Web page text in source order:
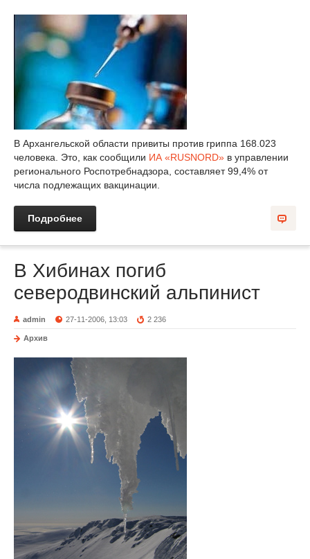
В Архангельской области привиты против гриппа 168.023
человека. Это, как сообщили ИА «RUSNORD» в управлении
регионального Роспотребнадзора, составляет 99,4% от
числа подлежащих вакцинации.
Подробнее
В Хибинах погиб
северодвинский альпинист
admin 27-11-2006, 13:03 2 236
Архив